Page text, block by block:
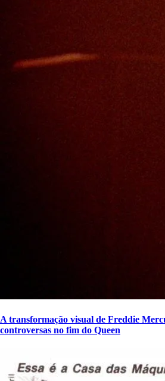
A transformação visual de Freddie
controversas no fim do Queen